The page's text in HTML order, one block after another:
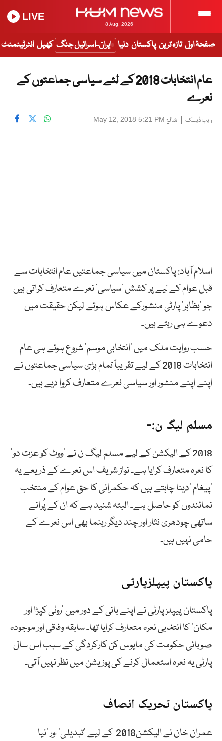
8 Aug, 2026
LIVE
صفحۂ اول تازہ ترین پاکستان دنیا ایران-اسرائیل جنگ کھیل انٹرٹینمنٹ
عام انتخابات 2018 کے لئے سیاسی جماعتوں کے
نعرے
ویب ڈیسک | شائع May 12, 2018 5:21 PM
اسلام آباد: پاکستان میں سیاسی جماعتیں عام انتخابات سے
قبل عوام کے لیے پر کشش ’سیاسی‘ نعرے متعارف کراتی ہیں
جو ’بظاہر‘ پارٹی منشورکے عکاس ہوتے لیکن حقیقت میں
دعوے ہی رہتے ہیں۔
حسب روایت ملک میں ’انتخابی موسم‘ شروع ہوتے ہی عام
انتخابات 2018 کے لیے تقریباً تمام بڑی سیاسی جماعتوں نے
اپنے اپنے منشور اور سیاسی نعرے متعارف کروا دیے ہیں۔
مسلم لیگ ن:-
2018 کے الیکشن کے لیے مسلم لیگ ن نے ’ووٹ کو عزت دو‘
کا نعرہ متعارف کرایا ہے۔ نواز شریف اس نعرے کے ذریعے یہ
’پیغام ‘دینا چاہتے ہیں کہ حکمرانی کا حق عوام کے منتخب
نمائندوں کو حاصل ہے۔ البتہ شنید ہے کہ ان کے پُرانے
ساتھی چودھری نثار اور چند دیگر رہنما بھی اس نعرے کے
حامی نہیں ہیں۔
پاکستان پیپلزپارٹی
پاکستان پیپلز پارٹی نے اپنے بانی کے دور میں ’روٹی کپڑا اور
مکان‘ کا انتخابی نعرہ متعارف کرایا تھا۔ سابقہ وفاقی اور موجودہ
صوبائی حکومت کی مایوس کن کارکردگی کے سبب اس سال
پارٹی یہ نعرہ استعمال کرنے کی پوزیشن میں نظر نہیں آتی۔
پاکستان تحریک انصاف
عمران خان نے الیکشن2018 کے لیے ’تبدیلی‘ اور ’نیا